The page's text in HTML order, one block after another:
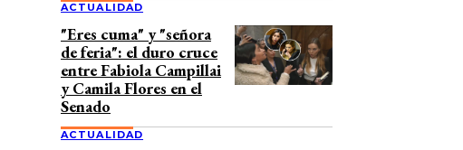
ACTUALIDAD
"Eres cuma" y "señora
de feria": el duro cruce
entre Fabiola Campillai
y Camila Flores en el
Senado
ACTUALIDAD